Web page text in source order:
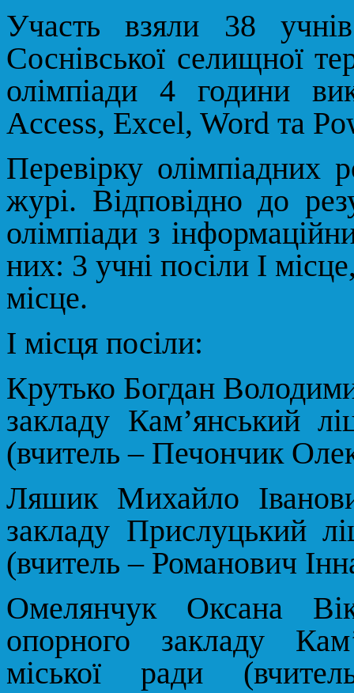
Участь взяли 38
Соснівської селищної
олімпіади 4 години
Access, Excel, Word та
Перевірку олімпіадних
журі. Відповідно до
олімпіади з
них: 3 учні посіли І
місце.
І місця посіли:
Крутько Богдан
закладу Кам’янський
(вчитель – Печончик
Ляшик Михайло
закладу Прислуцький
(вчитель – Романович
Омелянчук Оксана
опорного закладу
міської ради